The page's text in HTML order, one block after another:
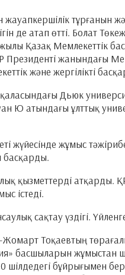
тұрғанын
де атап өтті. Болат
Қазақ Мемлекеттік
жанындағы
және жергілікті
Дьюк
Ю атындағы ұлттық
жүйесінде жұмыс
басқарды.
қызметтерді атқарды.
істеді.
сақтау үздігі.
Тоқаевтың
басшыларын жұмыстан
бұйрығымен